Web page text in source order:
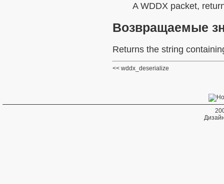
A WDDX packet,
Возвращаемые
Returns the string
wddx_deserialize